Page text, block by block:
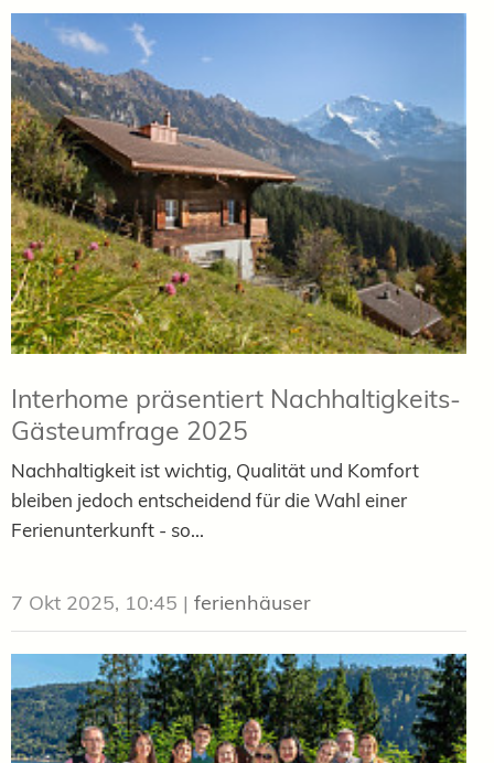
Interhome präsentiert Nachhaltigkeits-
Gästeumfrage 2025
Nachhaltigkeit ist wichtig, Qualität und Komfort
bleiben jedoch entscheidend für die Wahl einer
Ferienunterkunft - so...
7 Okt 2025, 10:45 | ferienhäuser